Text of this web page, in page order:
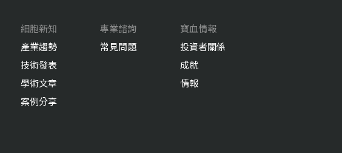
細胞新知
產業趨勢
技術發表
學術文章
案例分享
專業諮詢
常見問題
寶血情報
投資者關係
成就
情報